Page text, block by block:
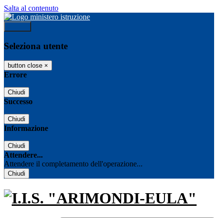
Salta al contenuto
Seleziona utente
button close ×
Errore
Chiudi
Successo
Chiudi
Informazione
Chiudi
Attendere...
Attendere il completamento dell'operazione...
Chiudi